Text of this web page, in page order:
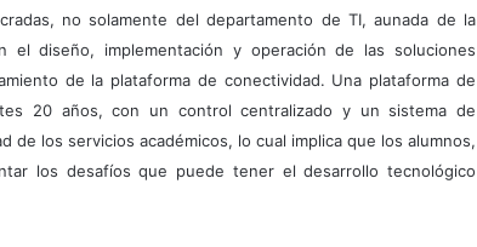
no solamente del departamento de TI, aunada de la
el diseño, implementación y operación de las soluciones
de la plataforma de conectividad. Una plataforma de
20 años, con un control centralizado y un sistema de
de los servicios académicos, lo cual implica que los alumnos,
los desafíos que puede tener el desarrollo tecnológico